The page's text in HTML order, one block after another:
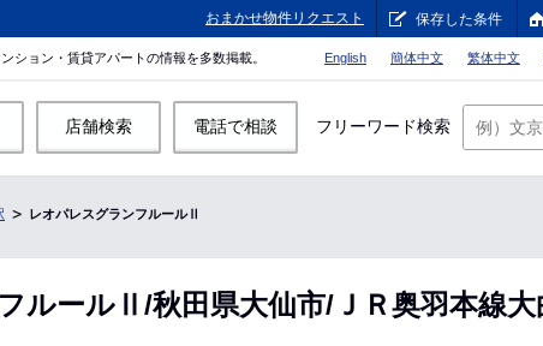
おまかせ物件リクエスト 保存した条件
ション・賃貸アパートの情報を多数掲載。 English 簡体中文 繁体中文
店舗検索 電話で相談 フリーワード検索
レオパレスグランフルールⅡ
ルールⅡ/秋田県大仙市/ＪＲ奥羽本線大